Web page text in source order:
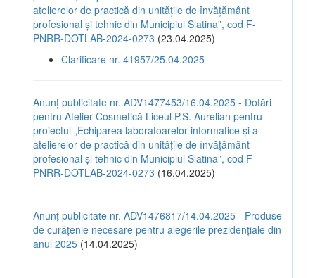
atelierelor de practică din unitățile de învățământ
profesional și tehnic din Municipiul Slatina”, cod F-
PNRR-DOTLAB-2024-0273 (23.04.2025)
Clarificare nr. 41957/25.04.2025
Anunț publicitate nr. ADV1477453/16.04.2025 - Dotări
pentru Atelier Cosmetică Liceul P.S. Aurelian pentru
proiectul „Echiparea laboratoarelor informatice și a
atelierelor de practică din unitățile de învățământ
profesional și tehnic din Municipiul Slatina”, cod F-
PNRR-DOTLAB-2024-0273 (16.04.2025)
Anunț publicitate nr. ADV1476817/14.04.2025 - Produse
de curățenie necesare pentru alegerile prezidențiale din
anul 2025 (14.04.2025)